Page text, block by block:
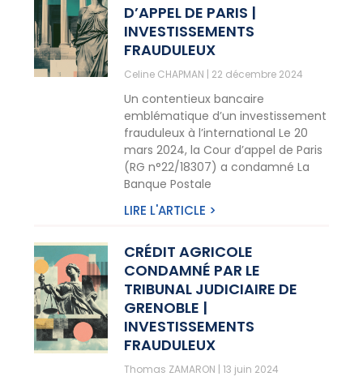
D’APPEL DE PARIS |
INVESTISSEMENTS
FRAUDULEUX
Celine CHAPMAN 22 décembre 2024
Un contentieux bancaire
emblématique d’un investissement
frauduleux à l’international Le 20
mars 2024, la Cour d’appel de Paris
(RG n°22/18307) a condamné La
Banque Postale
LIRE L'ARTICLE >
CRÉDIT AGRICOLE
CONDAMNÉ PAR LE
TRIBUNAL JUDICIAIRE DE
GRENOBLE |
INVESTISSEMENTS
FRAUDULEUX
Thomas ZAMARON 13 juin 2024